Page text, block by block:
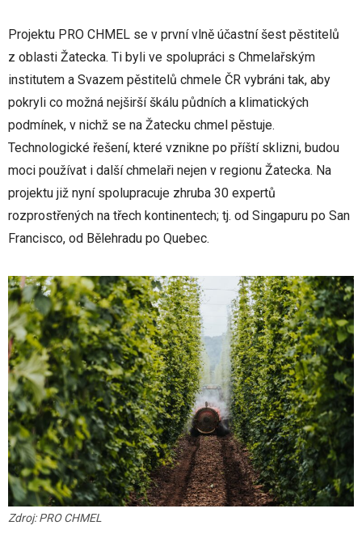
Projektu PRO CHMEL se v první vlně účastní šest pěstitelů
z oblasti Žatecka. Ti byli ve spolupráci s Chmelařským
institutem a Svazem pěstitelů chmele ČR vybráni tak, aby
pokryli co možná nejširší škálu půdních a klimatických
podmínek, v nichž se na Žatecku chmel pěstuje.
Technologické řešení, které vznikne po příští sklizni, budou
moci používat i další chmelaři nejen v regionu Žatecka. Na
projektu již nyní spolupracuje zhruba 30 expertů
rozprostřených na třech kontinentech; tj. od Singapuru po San
Francisco, od Bělehradu po Quebec.
Zdroj: PRO CHMEL